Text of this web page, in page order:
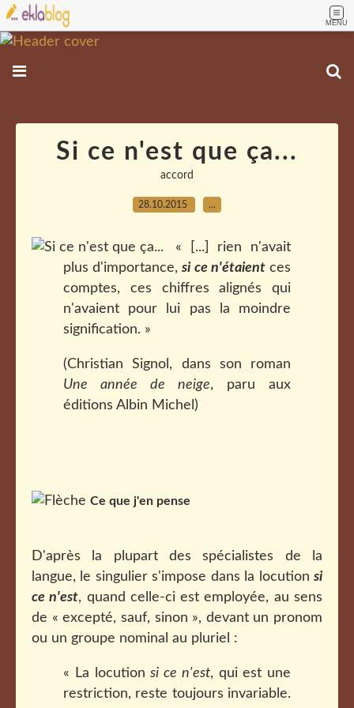
MENU
Si ce n'est que ça...
accord
28.10.2015 …
« [...] rien n'avait
plus d'importance,si ce n'étaientces
comptes, ces chiffres alignés qui
n'avaient pour lui pas la moindre
signification. »
(Christian Signol, dans son roman
Une année de neige, paru aux
éditions Albin Michel)
Ce que j'en pense
D'après la plupart des spécialistes de la
langue, le singulier s'impose dans la locution si
ce n'est, quand celle-ci est employée, au sens
de « excepté, sauf, sinon », devant un pronom
ou un groupe nominal au pluriel :
« La locutionsi ce n'est, qui est une
restriction, reste toujours invariable.